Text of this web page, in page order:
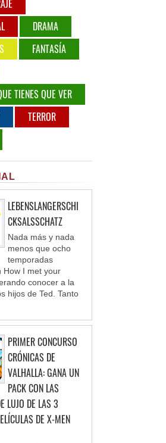
DRAMA
FANTASÍA
TIENES QUE VER
TERROR
LEBENSLANGERSCHI
CKSALSSCHATZ
Nada más y nada
menos que ocho
temporadas
How I met your
conocer a la
hijos de Ted. Tanto
PRIMER CONCURSO
CRÓNICAS DE
VALHALLA: GANA UN
PACK CON LAS
LUJO DE LAS 3
DE X-MEN